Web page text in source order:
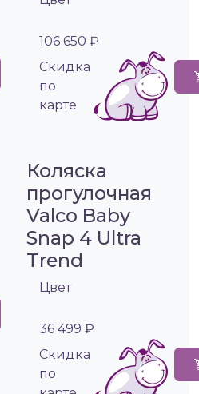
106 650 ₽
Cкидка
по
карте
Коляска
прогулочная
Valco Baby
Snap 4 Ultra
Trend
Цвет
36 499 ₽
Cкидка
по